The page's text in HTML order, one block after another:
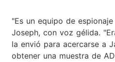
"Es un equipo de
Joseph, con voz gélida.
la envió para acercarse a
obtener una muestra de